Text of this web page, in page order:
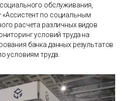
обслуживания,
по социальным
расчета различных видов
условий труда на
банка данных результатов
условиям труда.